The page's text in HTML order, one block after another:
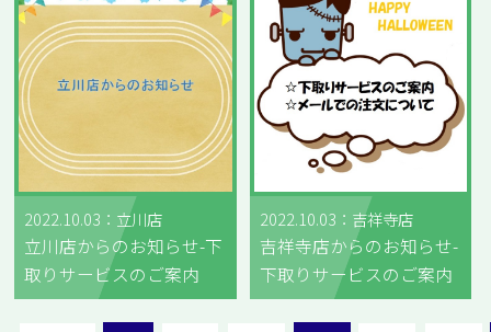
2022.10.03：立川店
立川店からのお知らせ-下
取りサービスのご案内
2022.10.03：吉祥寺店
吉祥寺店からのお知らせ-
下取りサービスのご案内